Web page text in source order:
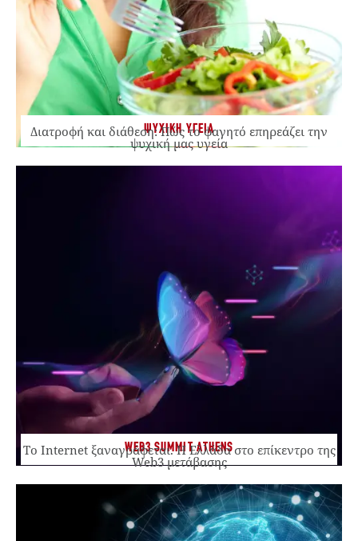
ΨΥΧΙΚΗ ΥΓΕΙΑ
Διατροφή και διάθεση: Πώς το φαγητό επηρεάζει την
ψυχική μας υγεία
WEB3 SUMMIT ATHENS
Το Internet ξαναγράφεται. Η Ελλάδα στο επίκεντρο της
Web3 μετάβασης